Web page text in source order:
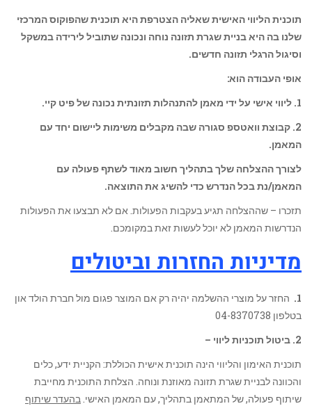
תוכנית הליווי האישית שאליה הצטרפת היא תוכנית שהפוקוס המרכזי
שלנו בה היא בניית שגרת תזונה נוחה ונכונה שתוביל לירידה במשקל
וסיגול הרגלי תזונה חדשים.
אופי העבודה הוא:
1. ליווי אישי על ידי מאמן להתנהלות תזונתית נכונה של פיט קיי.
2. קבוצת וואטספ סגורה שבה מקבלים משימות ליישום יחד עם
המאמן.
לצורך ההצלחה שלך בתהליך חשוב מאוד לשתף פעולה עם
המאמן/נת בכל הנדרש כדי להשיג את התוצאה.
תזכרו – שההצלחה תגיע בעקבות הפעולות. אם לא תבצעו את הפעולות
הנדרשות המאמן לא יוכל לעשות זאת במקומכם.
מדיניות החזרות וביטולים
1.
החזר על מוצרי ההשלמה יהיה רק אם המוצר פגום מול חברת הולד און
בטלפון 04-8370738
2. ביטול
תוכניות ליווי –
תוכנית האימון והליווי הינה תוכנית אישית הכוללת: הקניית ידע, כלים
והכוונה לבניית שגרת תזונה מאוזנת ונוחה. הצלחת התוכנית מחייבת
שיתוף פעולה, של המתאמן בתהליך, עם המאמן האישי.בהעדר שיתוף